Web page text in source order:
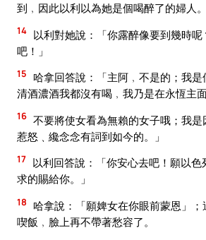
到﹐因此以利以為她是個喝醉了的婦人。
14 以利對她說：「你露醉像要到幾時
吧！」
15 哈拿回答說：「主阿﹐不是的；我是
清酒濃酒我都沒有喝﹐我乃是在永恆主
16 不要將使女看為無賴的女子哦；我是
惹怒﹑纔念念有詞到如今的。」
17 以利回答說：「你安心去吧！願以
求的賜給你。」
18 哈拿說：「願婢女在你眼前蒙恩」
喫飯﹐臉上再不帶著愁容了。